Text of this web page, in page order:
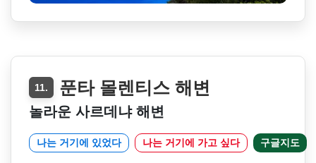
11. 푼타 몰렌티스 해변
놀라운 사르데냐 해변
나는 거기에 있었다 나는 거기에 가고 싶다 구글지도